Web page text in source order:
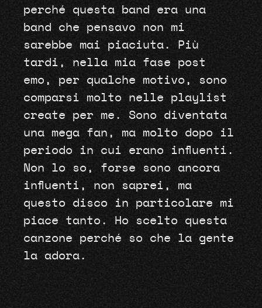
perché questa band era una
band che pensavo non mi
sarebbe mai piaciuta. Più
tardi, nella mia fase post
emo, per qualche motivo, sono
comparsi molto nelle playlist
create per me. Sono diventata
una mega fan, ma molto dopo il
periodo in cui erano influenti.
Non lo so, forse sono ancora
influenti, non saprei, ma
questo disco in particolare mi
piace tanto. Ho scelto questa
canzone perché so che la gente
la adora.